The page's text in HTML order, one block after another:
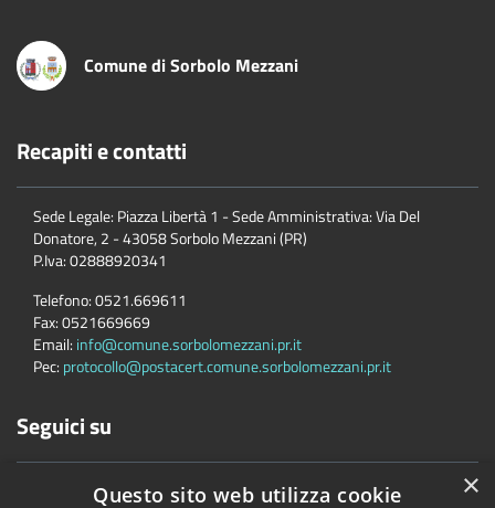
Comune di Sorbolo Mezzani
Recapiti e contatti
Sede Legale: Piazza Libertà 1 - Sede Amministrativa: Via Del
Donatore, 2 - 43058 Sorbolo Mezzani (PR)
P.Iva:02888920341
Telefono:0521.669611
Fax:0521669669
Email: info@comune.sorbolomezzani.pr.it
Pec: protocollo@postacert.comune.sorbolomezzani.pr.it
Seguici su
×
Questo sito web utilizza cookie